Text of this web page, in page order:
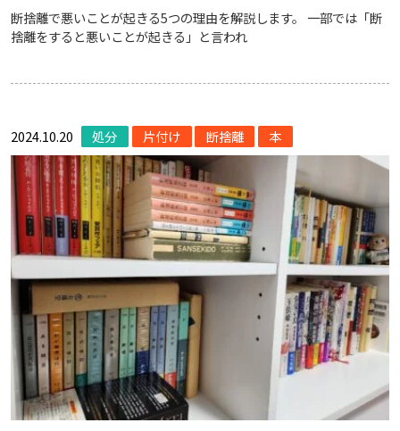
断捨離で悪いことが起きる5つの理由を解説します。 一部では「断
捨離をすると悪いことが起きる」と言われ
2024.10.20 処分 片付け 断捨離 本